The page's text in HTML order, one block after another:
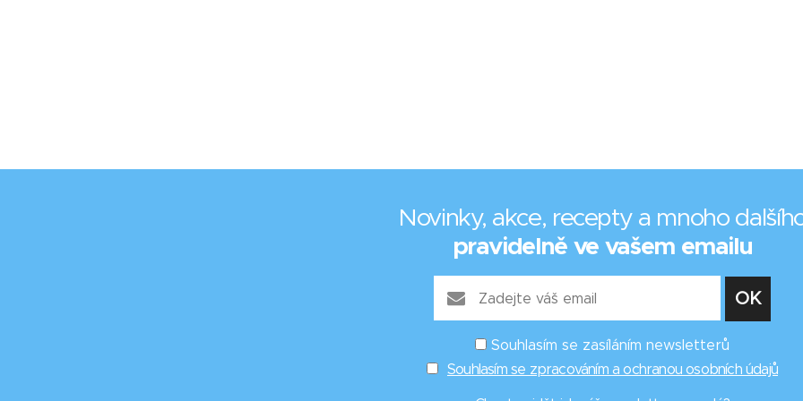
Novinky, akce, recepty a mnoho
pravidelně ve vašem emailu
Souhlasím se zasíláním newsletterů
Souhlasím se zpracováním a ochranou osobních údajů